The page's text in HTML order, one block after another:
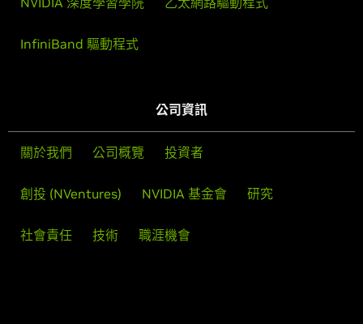
InfiniBand 驅動程式
公司資訊
關於我們 公司概覽 投資者
創投 (NVentures) NVIDIA 基金會 研究
社會責任 技術 職涯機會